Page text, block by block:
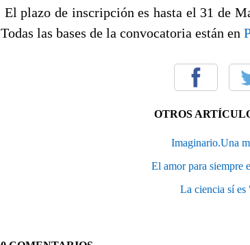
El plazo de inscripción es hasta el 31 de
Todas las bases de la convocatoria están en
OTROS
Imaginario.Una
El amor para siempre
La ciencia sí es